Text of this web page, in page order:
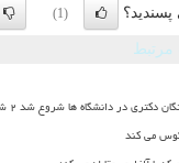
(1)
مرتبط
در دانشگاه ها شروع شد ۲ شرط اصلی جذب
می کند